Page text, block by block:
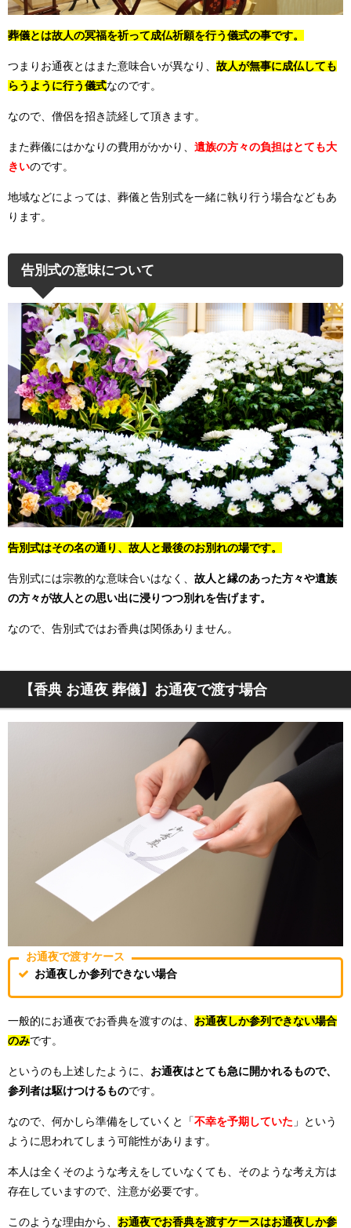
葬儀とは故人の冥福を祈って成仏祈願を行う儀式の事です。
つまりお通夜とはまた意味合いが異なり、 故人が無事に成仏しても
らうように行う儀式なのです。
なので、僧侶を招き読経して頂きます。
また葬儀にはかなりの費用がかかり、 遺族の方々の負担はとても大
きいのです。
地域などによっては、葬儀と告別式を一緒に執り行う場合などもあ
ります。
告別式の意味について
告別式はその名の通り、故人と最後のお別れの場です。
告別式には宗教的な意味合いはなく、 故人と縁のあった方々や遺族
の方々が故人との思い出に浸りつつ別れを告げます。
なので、告別式ではお香典は関係ありません。
【香典 お通夜 葬儀】お通夜で渡す場合
お通夜で渡すケース
お通夜しか参列できない場合
一般的にお通夜でお香典を渡すのは、 お通夜しか参列できない場合
のみです。
というのも上述したように、 お通夜はとても急に開かれるもので、
参列者は駆けつけるものです。
なので、何かしら準備をしていくと「不幸を予期していた 」という
ように思われてしまう可能性があります。
本人は全くそのような考えをしていなくても、そのような考え方は
存在していますので、注意が必要です。
このような理由から、 お通夜でお香典を渡すケースはお通夜しか参